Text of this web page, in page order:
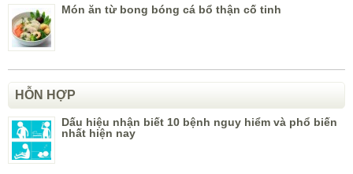
Món ăn từ bong bóng cá bổ thận cố tinh
HỖN HỢP
Dấu hiệu nhận biết 10 bệnh nguy hiểm và phổ biến
nhất hiện nay